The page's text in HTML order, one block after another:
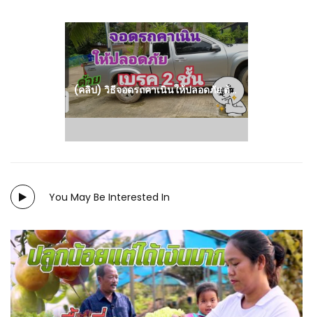
Next
post:
(คลิป) วิธีจอดรถคาเนินให้ปลอดภัย ด้วยเบรค 2 ชั้น
You May Be Interested In